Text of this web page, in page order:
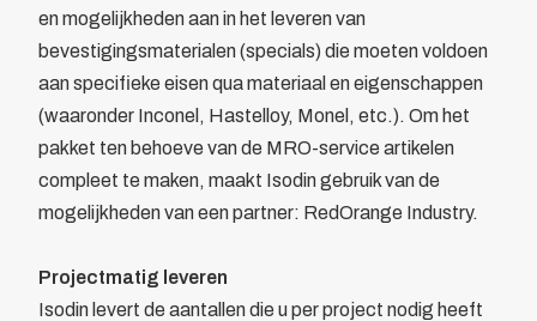
Veiligheidsopleidingen
Leden
Overzicht
Ledenpas
Agenda
Actueel
Contact
en mogelijkheden aan in het leveren van
bevestigingsmaterialen (specials) die moeten voldoen
aan specifieke eisen qua materiaal en eigenschappen
(waaronder Inconel, Hastelloy, Monel, etc.). Om het
pakket ten behoeve van de MRO-service artikelen
compleet te maken, maakt Isodin gebruik van de
mogelijkheden van een partner: RedOrange Industry.
Projectmatig leveren
Isodin levert de aantallen die u per project nodig heeft